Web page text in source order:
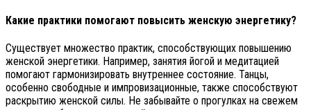
Какие практики помогают повысить женскую энергетику?
Существует множество практик, способствующих повышению
женской энергетики. Например, занятия йогой и медитацией
помогают гармонизировать внутреннее состояние. Танцы,
особенно свободные и импровизационные, также способствуют
раскрытию женской силы. Не забывайте о прогулках на свежем